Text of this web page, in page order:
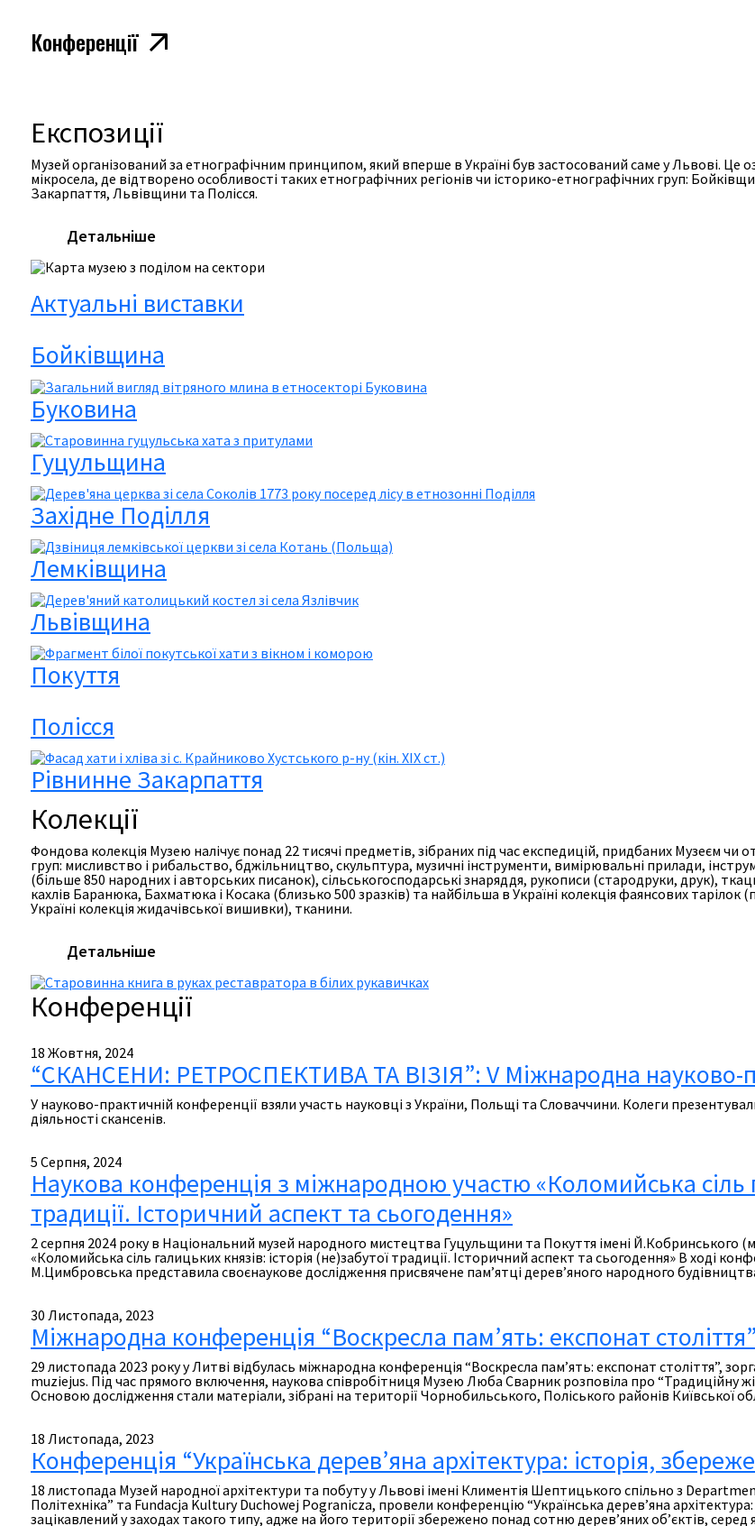
Конференції
Експозиції
Музей організований за етнографічним принципом, який вперше в Україні був застосований саме у Львові. Це
мікросела, де відтворено особливості таких етнографічних регіонів чи історико-етнографічних груп:
Закарпаття, Львівщини та Полісся.
Детальніше
Актуальні виставки
Бойківщина
Буковина
Гуцульщина
Західне Поділля
Лемківщина
Львівщина
Покуття
Полісся
Рівнинне Закарпаття
Колекції
Фондова колекція Музею налічує понад 22 тисячі предметів, зібраних під час експедицій, придбаних Музеєм чи
груп: мисливство і рибальство, бджільництво, скульптура, музичні інструменти, вимірювальні прилади,
(більше 850 народних і авторських писанок), сільськогосподарські знаряддя, рукописи (стародруки, друк),
кахлів Баранюка, Бахматюка і Косака (близько 500 зразків) та найбільша в Україні колекція фаянсових
Україні колекція жидачівської вишивки), тканини.
Детальніше
Конференції
18 Жовтня, 2024
“СКАНСЕНИ: РЕТРОСПЕКТИВА ТА ВІЗІЯ”: V Міжнародна науково-
У науково-практичній конференції взяли участь науковці з України, Польщі та Словаччини. Колеги
діяльності скансенів.
5 Серпня, 2024
Наукова конференція з міжнародною участю «Коломийська сіль
традиції. Історичний аспект та сьогодення»
2 серпня 2024 року в Національний музей народного мистецтва Гуцульщини та Покуття імені
«Коломийська сіль галицьких князів: історія (не)забутої традиції. Історичний аспект та сьогодення» В ході
М.Цимбровська представила своєнаукове дослідження присвячене пам’ятці дерев’яного народного
30 Листопада, 2023
Міжнародна конференція “Воскресла пам’ять: експонат століття”
29 листопада 2023 року у Литві відбулась міжнародна конференція “Воскресла пам’ять: експонат століття”,
muziejus. Під час прямого включення, наукова співробітниця Музею Люба Сварник розповіла про “Традиційну
Основою дослідження стали матеріали, зібрані на території Чорнобильського, Поліського районів Київської
18 Листопада, 2023
Конференція “Українська дерев’яна архітектура: історія,
18 листопада Музей народної архітектури та побуту у Львові імені Климентія Шептицького спільно з
Політехніка” та Fundacja Kultury Duchowej Pogranicza, провели конференцію “Українська дерев’яна
зацікавлений у заходах такого типу, адже на його території збережено понад сотню дерев’яних об’єктів,